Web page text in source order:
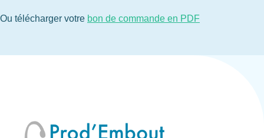
Ou télécharger votre bon de commande en PDF